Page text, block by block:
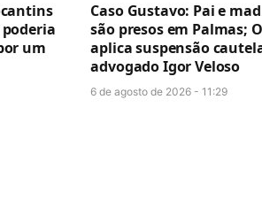
um
Caso Gustavo: Pai e
são presos em Palmas;
aplica suspensão
advogado Igor Veloso
6 de agosto de 2026 - 11:29